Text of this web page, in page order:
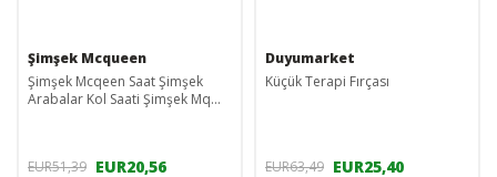
Şimşek Mcqueen
Şimşek Mcqeen Saat Şimşek
Arabalar Kol Saati Şimşek Mq
EUR51,39 EUR20,56
Duyumarket
Küçük Terapi Fırçası
EUR63,49 EUR25,40